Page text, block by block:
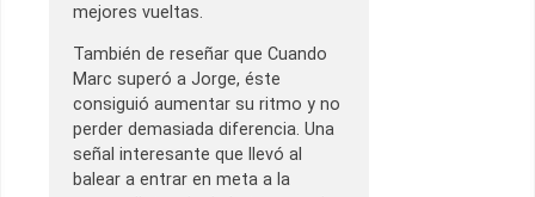
mejores vueltas.
También de reseñar que Cuando
Marc superó a Jorge, éste
consiguió aumentar su ritmo y no
perder demasiada diferencia. Una
señal interesante que llevó al
balear a entrar en meta a la